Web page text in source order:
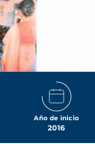
Año de inicio
2016